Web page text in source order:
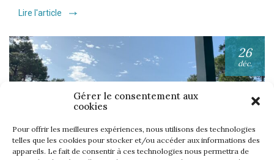
Gérer le consentement aux
cookies
Pour offrir les meilleures expériences, nous utilisons des technologies
telles que les cookies pour stocker et/ou accéder aux informations des
appareils. Le fait de consentir à ces technologies nous permettra de
Lire l'article
26
déc.
UNE SEMAINE… TOUS LES GOLFS WININONE !